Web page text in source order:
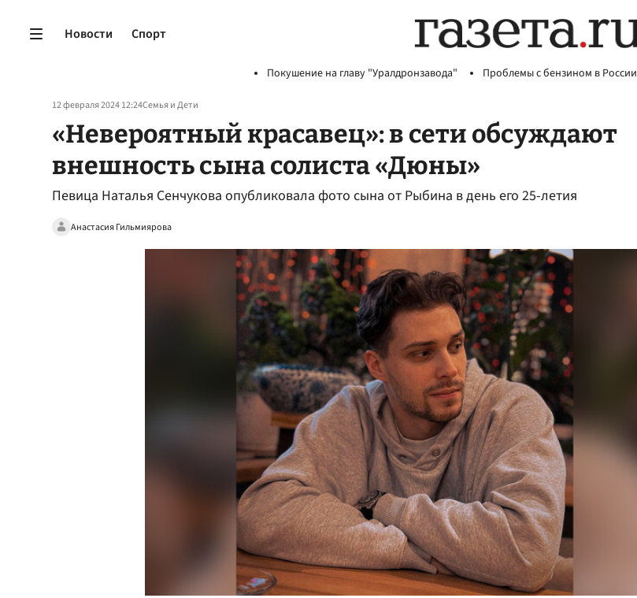
Новости Спорт
Покушение на главу "Уралдронзавода" Проблемы с бензином в России
12 февраля 2024 12:24Семья и Дети
«Невероятный красавец»: в сети обсуждают
внешность сына солиста «Дюны»
Певица Наталья Сенчукова опубликовала фото сына от Рыбина в день его 25-летия
Анастасия Гильмиярова